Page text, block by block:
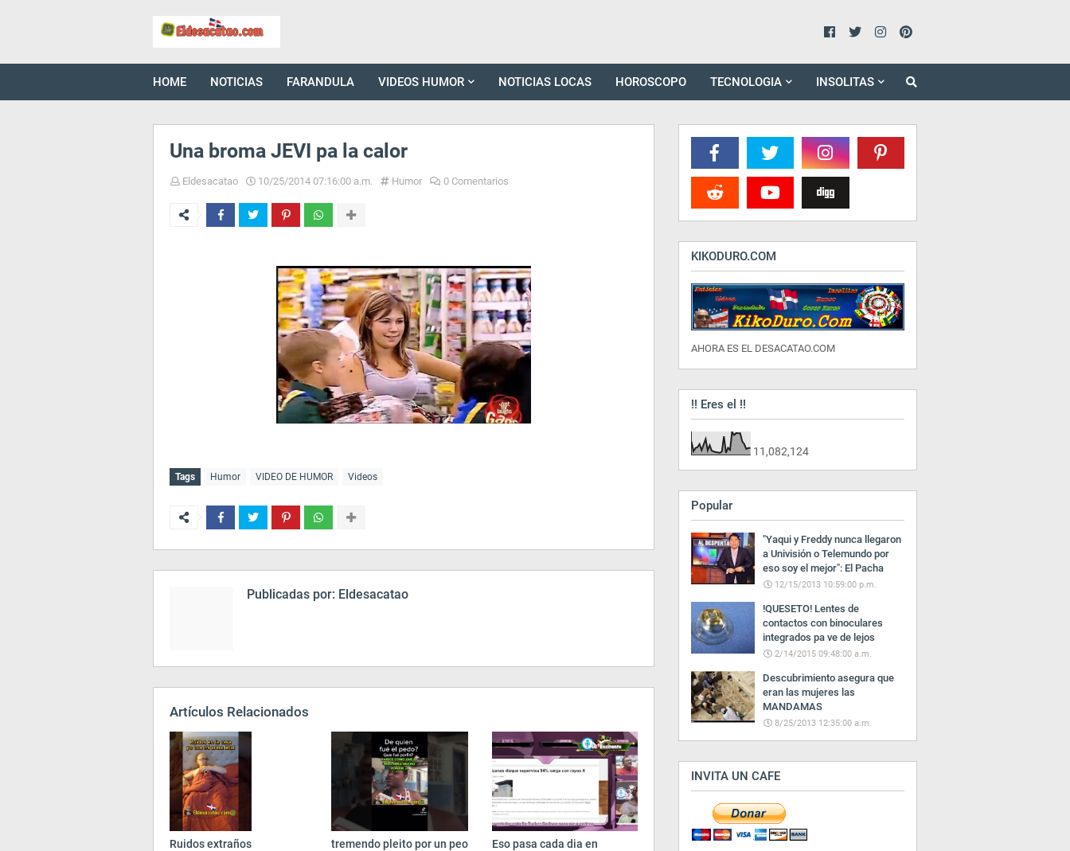
HOME NOTICIAS FARANDULA VIDEOS HUMOR NOTICIAS LOCAS HOROSCOPO TECNOLOGIA INSOLITAS
Una broma JEVI pa la calor
Eldesacatao 10/25/2014 07:16:00 a.m. Humor 0 Comentarios
Tags Humor VIDEO DE HUMOR Videos
Publicadas por: Eldesacatao
Artículos Relacionados
Ruidos extraños tremendo pleito por un peo
Eso pasa cada dia en
KIKODURO.COM
AHORA ES EL DESACATAO.COM
!! Eres el !!
11,082,124
Popular
"Yaqui y Freddy nunca llegaron
a Univisión o Telemundo por
eso soy el mejor": El Pacha
12/15/2013 10:59:00 p.m.
!QUESETO! Lentes de
contactos con binoculares
integrados pa ve de lejos
2/14/2015 09:48:00 a.m.
Descubrimiento asegura que
eran las mujeres las
MANDAMAS
8/25/2013 12:35:00 a.m.
INVITA UN CAFE